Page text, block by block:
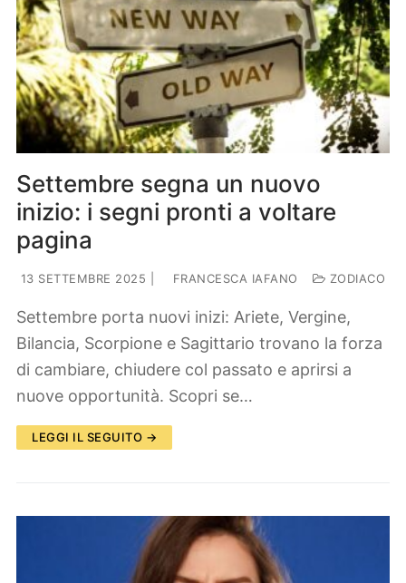
Settembre segna un nuovo
inizio: i segni pronti a voltare
pagina
13 SETTEMBRE 2025 FRANCESCA IAFANO ZODIACO
Settembre porta nuovi inizi: Ariete, Vergine,
Bilancia, Scorpione e Sagittario trovano la forza
di cambiare, chiudere col passato e aprirsi a
nuove opportunità. Scopri se…
LEGGI IL SEGUITO →